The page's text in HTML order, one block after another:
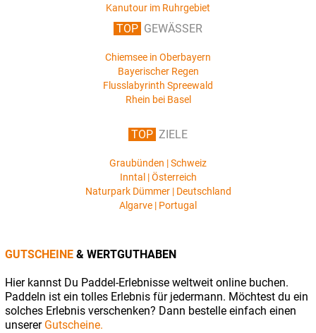
Kanutour im Ruhrgebiet
TOP GEWÄSSER
Chiemsee in Oberbayern
Bayerischer Regen
Flusslabyrinth Spreewald
Rhein bei Basel
TOP ZIELE
Graubünden | Schweiz
Inntal | Österreich
Naturpark Dümmer | Deutschland
Algarve | Portugal
GUTSCHEINE & WERTGUTHABEN
Hier kannst Du Paddel-Erlebnisse weltweit online buchen.
Paddeln ist ein tolles Erlebnis für jedermann. Möchtest du ein
solches Erlebnis verschenken? Dann bestelle einfach einen
unserer Gutscheine.